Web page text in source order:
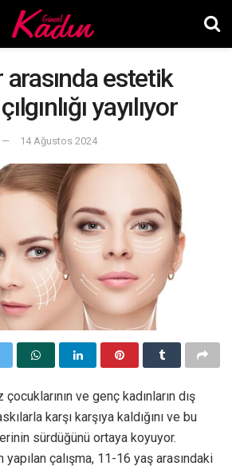
arasında estetik
yayılıyor
14 Ağustos 2024
çocuklarının ve genç kadınların dış
karşı karşıya kaldığını ve bu
sürdüğünü ortaya koyuyor.
yapılan çalışma, 11-16 yaş arasındaki